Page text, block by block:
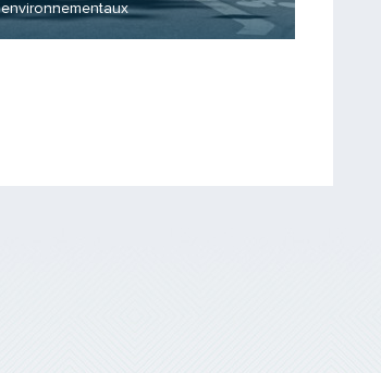
environnementaux